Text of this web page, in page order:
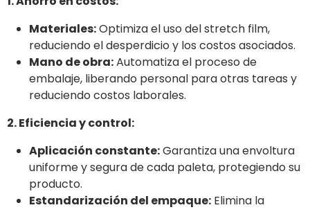
Materiales:Optimiza el uso del stretch film,
reduciendo el desperdicio y los costos asociados.
Mano de obra:Automatiza el proceso de
embalaje, liberando personal para otras tareas y
reduciendo costos laborales.
2. Eficiencia y control:
Aplicación constante:Garantiza una envoltura
uniforme y segura de cada paleta, protegiendo su
producto.
Estandarización del empaque: Elimina la